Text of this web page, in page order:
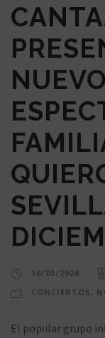
NUEVO
16/03/2026
CONCIERTOS ,
El popular grupo